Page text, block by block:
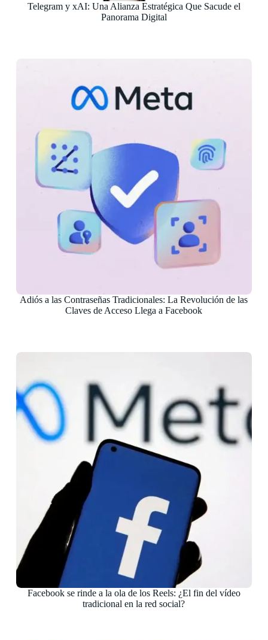
Telegram y xAI: Una Alianza Estratégica Que Sacude el
Panorama Digital
Adiós a las Contraseñas Tradicionales: La Revolución de las
Claves de Acceso Llega a Facebook
Facebook se rinde a la ola de los Reels: ¿El fin del vídeo
tradicional en la red social?